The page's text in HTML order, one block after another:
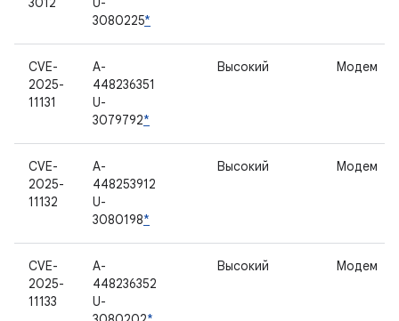
3080225*
CVE-
2025-
11131
A-
448236351
U-
3079792*
Высокий Модем
CVE-
2025-
11132
A-
448253912
U-
3080198*
Высокий Модем
CVE-
2025-
11133
A-
448236352
U-
Высокий Модем